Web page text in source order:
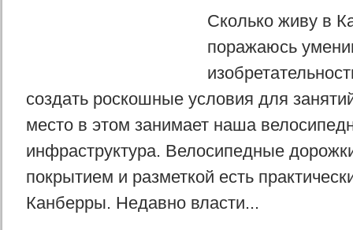
Сколько живу в
поражаюсь
создать роскошные условия для
место в этом занимает наша
инфраструктура. Велосипедные
покрытием и разметкой есть
Канберры. Недавно власти...